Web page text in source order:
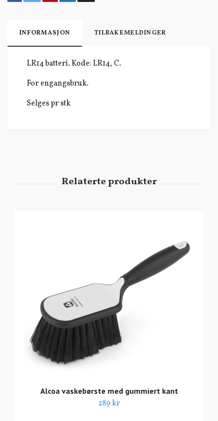
INFORMASJON TILBAKEMELDINGER
LR14 batteri. Kode: LR14, C.
For engangsbruk.
Selges pr stk
Alcoa vaskebørste med gummiert kant
289 kr